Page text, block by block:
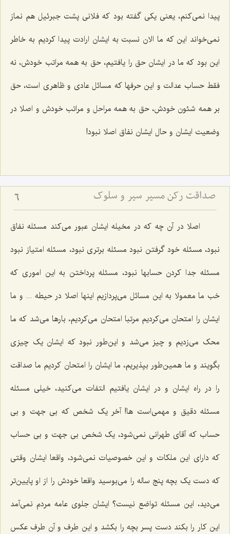
پیدا نمی‌کنم، یعنی یکی گفته بود که فلانی پشت جبرئیل هم نماز
نمی‌خواند این که ما الان نسبت به ایشان ارادت پیدا کردیم به خاطر
این بود که ما در ایشان حق را یافتیم، حق به همه مراتب خودش، نه
فقط حساب عدالت و این حرفها که مسائل عادی و ظاهری است، حق
بر همه شئون خودش، حق به همه مراحل و مراتب خودش و اصلا در
وضعیت ایشان و حال ایشان نفاق اصلا نبود!
صداقت رکن مسیر سیر و سلوک 6
اصلا در آن چه که در مخیله ایشان عبور می‌کند مسئله نفاق
نبود، مسئله خود گرفتن نبود مسئله برتری نبود، مسئله امتیاز نبود
مسئله جدا کردن حسابها نبود، مسئله پرداختن به این اموری که
خب ما معمولا به این مسائل می‌پردازیم اینها اصلا در حیطه ... و ما
ایشان را امتحان می‌کردیم مرتبا امتحان می‌کردیم، بارها می‌شد که ما
محک می‌زدیم و چیز می‌شد و این‌طور نبود که ایشان یک چیزی
بگویند و ما همین‌طور بپذیریم، ما ایشان را امتحان کردیم ما صداقت
را در راه ایشان و در ایشان یافتیم التفات می‌کنید، خیلی مسئله
مسئله دقیق و مهمی‌است ها! آخر یک شخص که بی جهت و بی
حساب که آقای طهرانی نمی‌شود، یک شخص بی جهت و بی حساب
که دارای این ملکات و این خصوصیات نمی‌شود، واقعا ایشان وقتی
که دست یک بچه پنج ساله را می‌بوسید واقعا خودش را از او پایین‌تر
می‌دید، این مسئله تواضع نیست؟ ایشان جلوی عامه مردم نمی‌آمد
این کار را بکند دست پسر بچه را بکشد و این طرف و آن طرف عکس